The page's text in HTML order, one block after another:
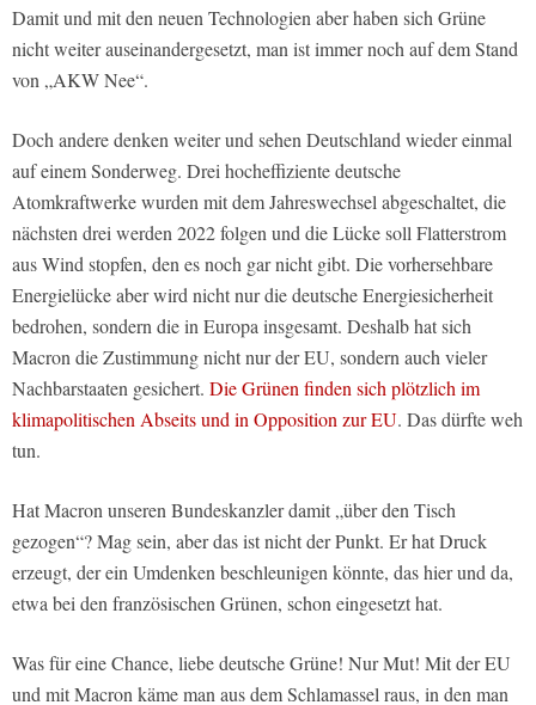
Damit und mit den neuen Technologien aber haben sich Grüne
nicht weiter auseinandergesetzt, man ist immer noch auf dem Stand
von „AKW Nee“.
Doch andere denken weiter und sehen Deutschland wieder einmal
auf einem Sonderweg. Drei hocheffiziente deutsche
Atomkraftwerke wurden mit dem Jahreswechsel abgeschaltet, die
nächsten drei werden 2022 folgen und die Lücke soll Flatterstrom
aus Wind stopfen, den es noch gar nicht gibt. Die vorhersehbare
Energielücke aber wird nicht nur die deutsche Energiesicherheit
bedrohen, sondern die in Europa insgesamt. Deshalb hat sich
Macron die Zustimmung nicht nur der EU, sondern auch vieler
Nachbarstaaten gesichert. Die Grünen finden sich plötzlich im
klimapolitischen Abseits und in Opposition zur EU. Das dürfte weh
tun.
Hat Macron unseren Bundeskanzler damit „über den Tisch
gezogen“? Mag sein, aber das ist nicht der Punkt. Er hat Druck
erzeugt, der ein Umdenken beschleunigen könnte, das hier und da,
etwa bei den französischen Grünen, schon eingesetzt hat.
Was für eine Chance, liebe deutsche Grüne! Nur Mut! Mit der EU
und mit Macron käme man aus dem Schlamassel raus, in den man